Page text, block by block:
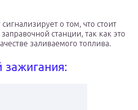
о том, что стоит
станции, так как это
заливаемого топлива.
зажигания: